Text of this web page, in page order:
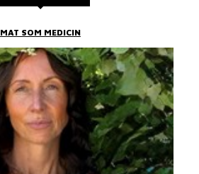
MAT SOM MEDICIN